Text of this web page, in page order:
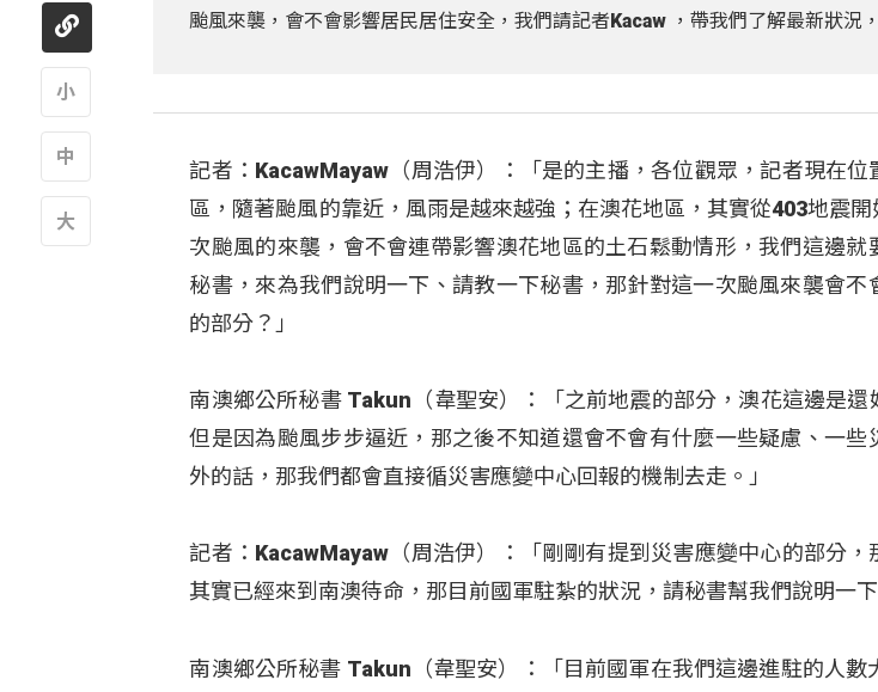
颱風來襲，會不會影響居民居住安全，我們請記者Kacaw ，帶我們了解最新狀況
記者：KacawMayaw（周浩伊）：「是的主播，各位觀眾，記者現在
區，隨著颱風的靠近，風雨是越來越強；在澳花地區，其實從403地震
次颱風的來襲，會不會連帶影響澳花地區的土石鬆動情形，我們這邊就
秘書，來為我們說明一下、請教一下秘書，那針對這一次颱風來襲會不
的部分？」
南澳鄉公所秘書 Takun（韋聖安）：「之前地震的部分，澳花這邊是還
但是因為颱風步步逼近，那之後不知道還會不會有什麼一些疑慮、一些
外的話，那我們都會直接循災害應變中心回報的機制去走。」
記者：KacawMayaw（周浩伊）：「剛剛有提到災害應變中心的部分，
其實已經來到南澳待命，那目前國軍駐紮的狀況，請秘書幫我們說明一下
南澳鄉公所秘書 Takun（韋聖安）：「目前國軍在我們這邊進駐的人數